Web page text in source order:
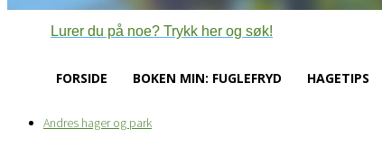
Lurer du på noe? Trykk her og søk!
FORSIDE BOKEN MIN: FUGLEFRYD HAGETIPS
Andres hager og park